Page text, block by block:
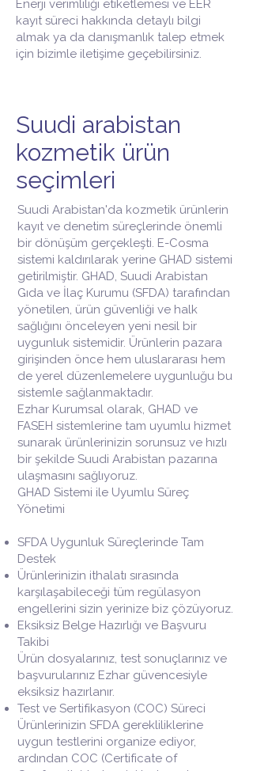
Enerji verimliliği etiketlemesi ve EER
kayıt süreci hakkında detaylı bilgi
almak ya da danışmanlık talep etmek
için bizimle iletişime geçebilirsiniz.
Suudi arabistan
kozmetik ürün
seçimleri
Suudi Arabistan'da kozmetik ürünlerin
kayıt ve denetim süreçlerinde önemli
bir dönüşüm gerçekleşti. E-Cosma
sistemi kaldırılarak yerine GHAD sistemi
getirilmiştir. GHAD, Suudi Arabistan
Gıda ve İlaç Kurumu (SFDA) tarafından
yönetilen, ürün güvenliği ve halk
sağlığını önceleyen yeni nesil bir
uygunluk sistemidir. Ürünlerin pazara
girişinden önce hem uluslararası hem
de yerel düzenlemelere uygunluğu bu
sistemle sağlanmaktadır.
Ezhar Kurumsal olarak, GHAD ve
FASEH sistemlerine tam uyumlu hizmet
sunarak ürünlerinizin sorunsuz ve hızlı
bir şekilde Suudi Arabistan pazarına
ulaşmasını sağlıyoruz.
GHAD Sistemi ile Uyumlu Süreç
Yönetimi
SFDA Uygunluk Süreçlerinde Tam
Destek
Ürünlerinizin ithalatı sırasında
karşılaşabileceği tüm regülasyon
engellerini sizin yerinize biz çözüyoruz.
Eksiksiz Belge Hazırlığı ve Başvuru
Takibi
Ürün dosyalarınız, test sonuçlarınız ve
başvurularınız Ezhar güvencesiyle
eksiksiz hazırlanır.
Test ve Sertifikasyon (COC) Süreci
Ürünlerinizin SFDA gerekliliklerine
uygun testlerini organize ediyor,
ardından COC (Certificate of